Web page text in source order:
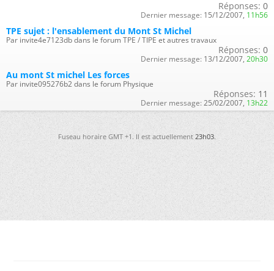
Réponses: 0
Dernier message: 15/12/2007, 11h56
TPE sujet : l'ensablement du Mont St Michel
Par invite4e7123db dans le forum TPE / TIPE et autres travaux
Réponses: 0
Dernier message: 13/12/2007, 20h30
Au mont St michel Les forces
Par invite095276b2 dans le forum Physique
Réponses: 11
Dernier message: 25/02/2007, 13h22
Fuseau horaire GMT +1. Il est actuellement23h03.